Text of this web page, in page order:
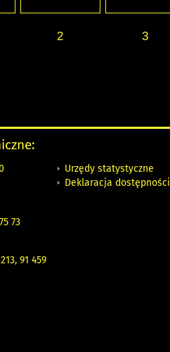
2 3
73
91 459
Urzędy statystyczne
Deklaracja dostępności